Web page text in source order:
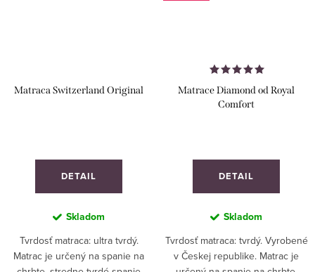
Matraca Switzerland Original
DETAIL
Skladom
Tvrdosť matraca: ultra tvrdý.
Matrac je určený na spanie na
Matrace Diamond od Royal
Comfort
DETAIL
Skladom
Tvrdosť matraca: tvrdý. Vyrobené
v Českej republike. Matrac je